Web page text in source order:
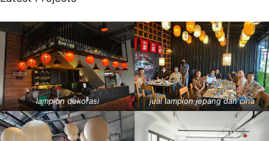
lampion dekorasi jual lampion jepang dan cina